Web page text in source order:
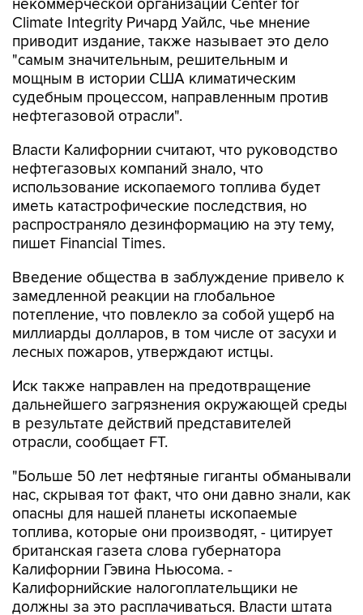
некоммерческой организации Center for
Climate Integrity Ричард Уайлс, чье мнение
приводит издание, также называет это дело
"самым значительным, решительным и
мощным в истории США климатическим
судебным процессом, направленным против
нефтегазовой отрасли".
Власти Калифорнии считают, что руководство
нефтегазовых компаний знало, что
использование ископаемого топлива будет
иметь катастрофические последствия, но
распространяло дезинформацию на эту тему,
пишет Financial Times.
Введение общества в заблуждение привело к
замедленной реакции на глобальное
потепление, что повлекло за собой ущерб на
миллиарды долларов, в том числе от засухи и
лесных пожаров, утверждают истцы.
Иск также направлен на предотвращение
дальнейшего загрязнения окружающей среды
в результате действий представителей
отрасли, сообщает FT.
"Больше 50 лет нефтяные гиганты обманывали
нас, скрывая тот факт, что они давно знали, как
опасны для нашей планеты ископаемые
топлива, которые они производят, - цитирует
британская газета слова губернатора
Калифорнии Гэвина Ньюсома. -
Калифорнийские налогоплательщики не
должны за это расплачиваться. Власти штата